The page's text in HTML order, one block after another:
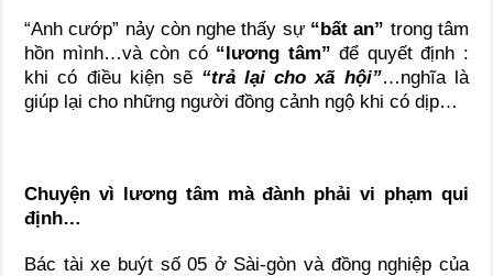
“Anh cướp” nảy còn nghe thấy sự “bất an” trong tâm
hồn mình…và còn có “lương tâm” để quyết định :
khi có điều kiện sẽ “trả lại cho xã hội”…nghĩa là
giúp lại cho những người đồng cảnh ngộ khi có dịp…
Chuyện vì lương tâm mà đành phải vi phạm qui
định…
Bác tài xe buýt số 05 ở Sài-gòn và đồng nghiệp của